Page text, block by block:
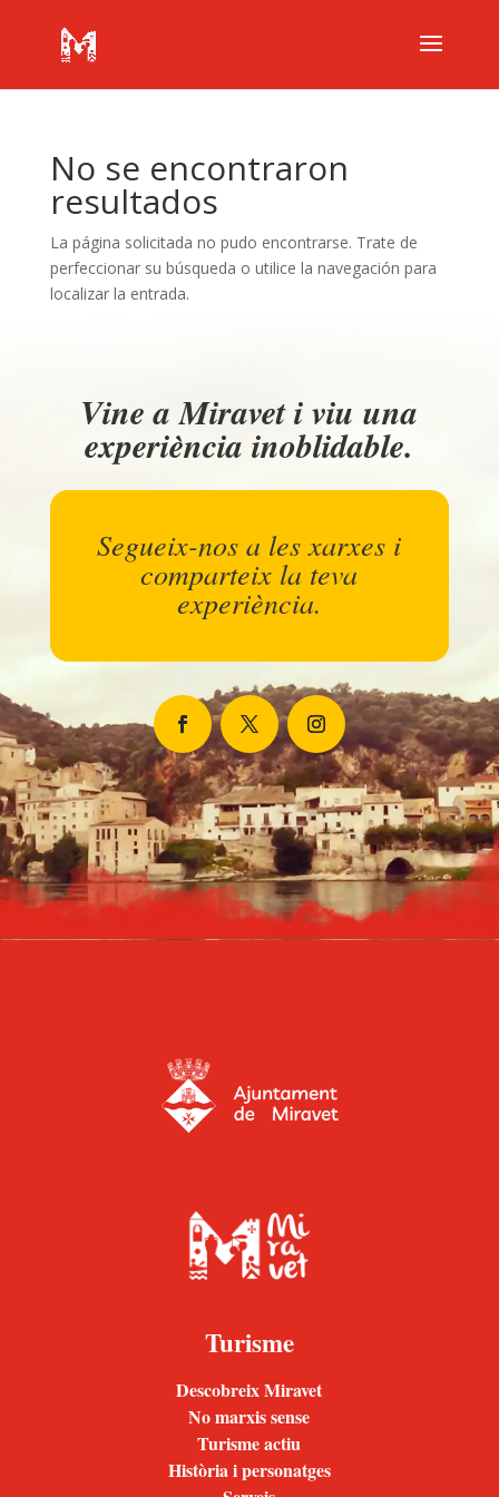
No se encontraron
resultados
La página solicitada no pudo encontrarse. Trate de
perfeccionar su búsqueda o utilice la navegación para
localizar la entrada.
Vine a Miravet i viu una
experiència inoblidable.
Segueix-nos a les xarxes i
comparteix la teva
experiència.
Turisme
Descobreix Miravet
No marxis sense
Turisme actiu
Història i personatges